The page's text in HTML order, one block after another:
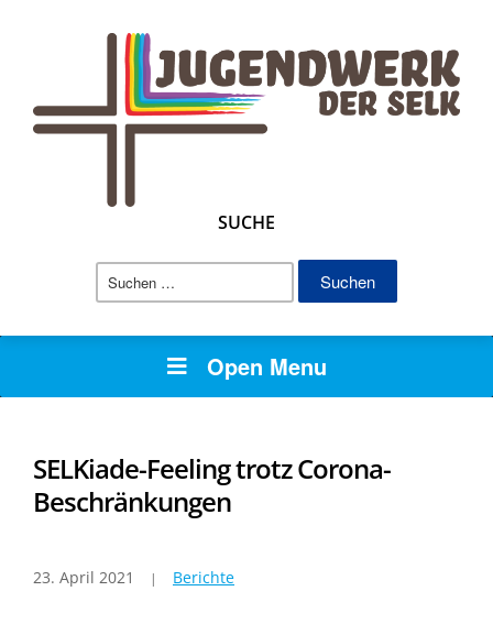
SUCHE
Suchen
Open Menu
SELKiade-Feeling trotz Corona-
Beschränkungen
23. April 2021 Berichte